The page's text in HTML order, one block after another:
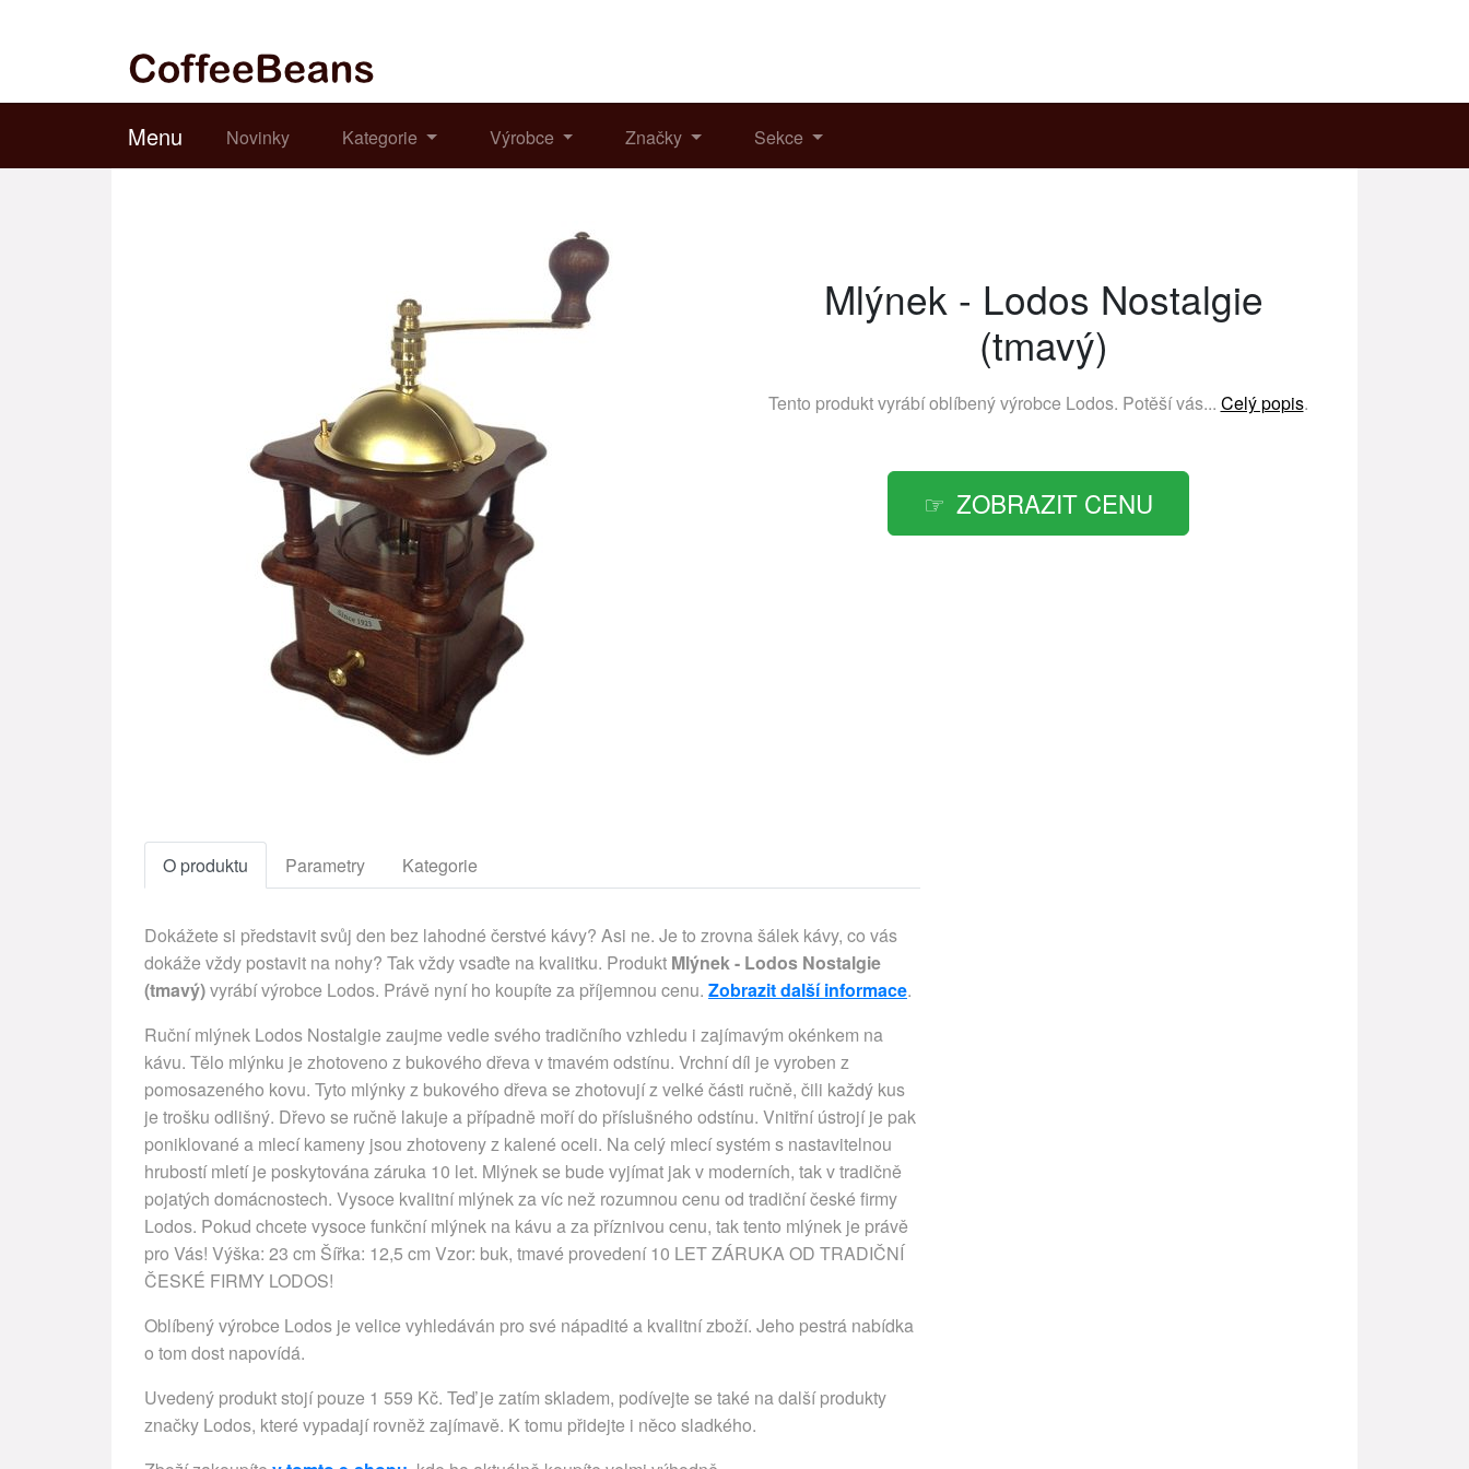
Menu Novinky Kategorie Výrobce Značky Sekce
Mlýnek - Lodos Nostalgie
(tmavý)
Tento produkt vyrábí oblíbený výrobce Lodos. Potěší vás... Celý popis.
ZOBRAZIT CENU
O produktu Parametry Kategorie
Dokážete si představit svůj den bez lahodné čerstvé kávy? Asi ne. Je to zrovna šálek kávy, co vás
dokáže vždy postavit na nohy? Tak vždy vsaďte na kvalitku. Produkt Mlýnek - Lodos Nostalgie
(tmavý)vyrábí výrobce Lodos. Právě nyní ho koupíte za příjemnou cenu. Zobrazit další informace.
Ruční mlýnek Lodos Nostalgie zaujme vedle svého tradičního vzhledu i zajímavým okénkem na
kávu. Tělo mlýnku je zhotoveno z bukového dřeva v tmavém odstínu. Vrchní díl je vyroben z
pomosazeného kovu. Tyto mlýnky z bukového dřeva se zhotovují z velké části ručně, čili každý kus
je trošku odlišný. Dřevo se ručně lakuje a případně moří do příslušného odstínu. Vnitřní ústrojí je pak
poniklované a mlecí kameny jsou zhotoveny z kalené oceli. Na celý mlecí systém s nastavitelnou
hrubostí mletí je poskytována záruka 10 let. Mlýnek se bude vyjímat jak v moderních, tak v tradičně
pojatých domácnostech. Vysoce kvalitní mlýnek za víc než rozumnou cenu od tradiční české firmy
Lodos. Pokud chcete vysoce funkční mlýnek na kávu a za příznivou cenu, tak tento mlýnek je právě
pro Vás! Výška: 23 cm Šířka: 12,5 cm Vzor: buk, tmavé provedení 10 LET ZÁRUKA OD TRADIČNÍ
ČESKÉ FIRMY LODOS!
Oblíbený výrobce Lodos je velice vyhledáván pro své nápadité a kvalitní zboží. Jeho pestrá nabídka
o tom dost napovídá.
Uvedený produkt stojí pouze 1 559 Kč. Teď je zatím skladem, podívejte se také na další produkty
značky Lodos, které vypadají rovněž zajímavě. K tomu přidejte i něco sladkého.